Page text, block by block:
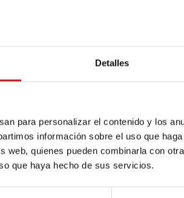
Detalles
para personalizar el contenido y los
información sobre el uso que
web, quienes pueden combinarla con
que haya hecho de sus servicios.
la noche de nuestros días y
vacío, la plenitud de la
Todos expresan el saludo de
hoy haremos la siguiente
(amigo voluntario) y yo, a lugares